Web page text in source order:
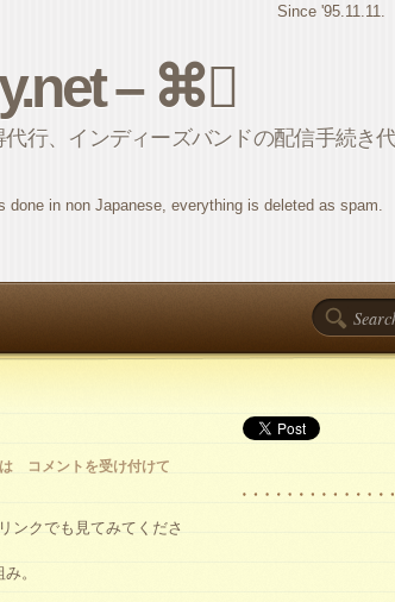
Since '95.11.11.
– ⌘
行、インディーズバンドの配信手続き
in non Japanese, everything is deleted as spam.
コメントを受け付けて
ンクでも見てみてくださ
。